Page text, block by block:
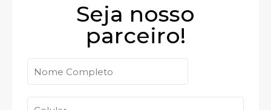
Seja nosso
parceiro!